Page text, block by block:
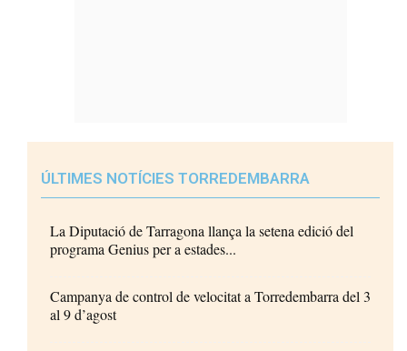
ÚLTIMES NOTÍCIES TORREDEMBARRA
La Diputació de Tarragona llança la setena edició del
programa Genius per a estades...
Campanya de control de velocitat a Torredembarra del 3
al 9 d’agost